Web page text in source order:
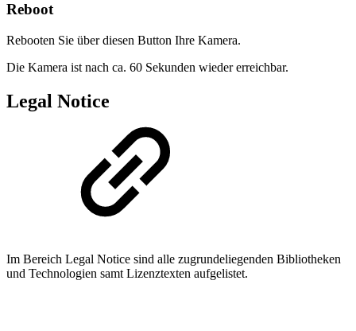
Reboot
Rebooten Sie über diesen Button Ihre Kamera.
Die Kamera ist nach ca. 60 Sekunden wieder erreichbar.
Legal Notice
Im Bereich Legal Notice sind alle zugrundeliegenden Bibliotheken
und Technologien samt Lizenztexten aufgelistet.